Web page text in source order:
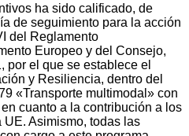
ha sido calificado, de
de seguimiento para la acción
del Reglamento
Europeo y del Consejo,
por el que se establece el
y Resiliencia, dentro del
«Transporte multimodal» con
cuanto a la contribución a los
Asimismo, todas las